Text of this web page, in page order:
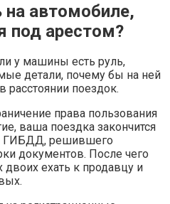
автомобиле,
под арестом?
у машины есть руль,
детали, почему бы на ней
расстоянии поездок.
права пользования
ваша поездка закончится
ГИБДД, решившего
документов. После чего
ехать к продавцу и